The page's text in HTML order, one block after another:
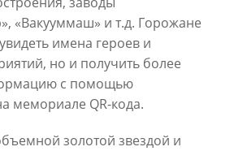
«Вакууммаш» и т.д. Горожане
имена героев и
но и получить более
с помощью
мемориале QR-кода.
золотой звездой и